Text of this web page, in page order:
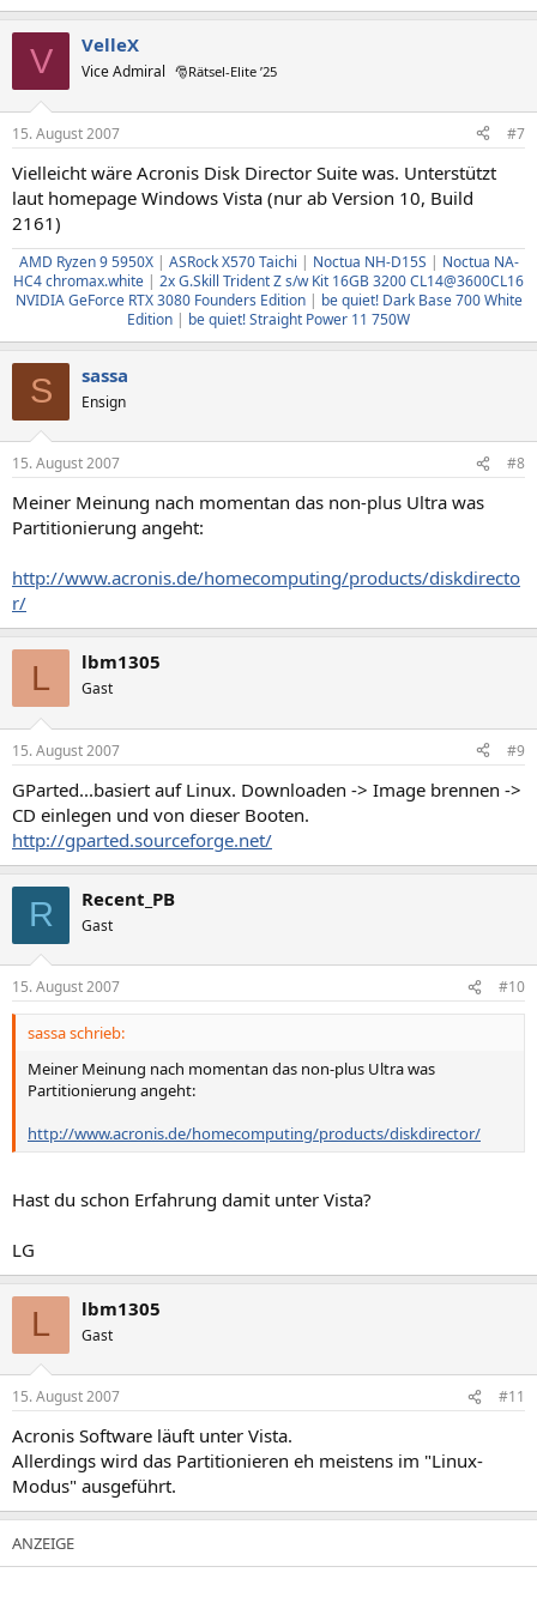
V VelleX
Vice Admiral 🎅Rätsel-Elite ’25
15. August 2007 #7
Vielleicht wäre Acronis Disk Director Suite was. Unterstützt
laut homepage Windows Vista (nur ab Version 10, Build
2161)
AMD Ryzen 9 5950X| ASRock X570 Taichi | Noctua NH-D15S | Noctua NA-
HC4 chromax.white | 2x G.Skill Trident Z s/w Kit 16GB 3200 CL14@3600CL16
NVIDIA GeForce RTX 3080 Founders Edition| be quiet! Dark Base 700 White
Edition | be quiet! Straight Power 11 750W
S sassa
Ensign
15. August 2007 #8
Meiner Meinung nach momentan das non-plus Ultra was
Partitionierung angeht:
http://www.acronis.de/homecomputing/products/diskdirecto
r/
L lbm1305
Gast
15. August 2007 #9
GParted...basiert auf Linux. Downloaden -> Image brennen ->
CD einlegen und von dieser Booten.
http://gparted.sourceforge.net/
R Recent_PB
Gast
15. August 2007 #10
sassa schrieb:
Meiner Meinung nach momentan das non-plus Ultra was
Partitionierung angeht:
http://www.acronis.de/homecomputing/products/diskdirector/
Hast du schon Erfahrung damit unter Vista?
LG
L lbm1305
Gast
15. August 2007 #11
Acronis Software läuft unter Vista.
Allerdings wird das Partitionieren eh meistens im "Linux-
Modus" ausgeführt.